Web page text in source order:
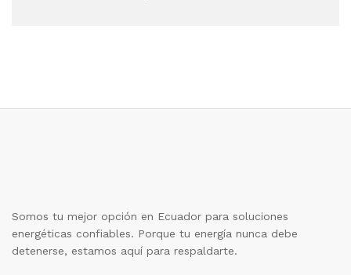
Somos tu mejor opción en Ecuador para soluciones
energéticas confiables. Porque tu energía nunca debe
detenerse, estamos aquí para respaldarte.